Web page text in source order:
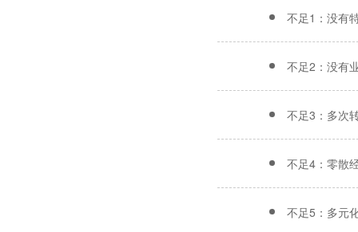
不足1：没有
不足2：没有
不足3：多次
不足4：零散
不足5：多元